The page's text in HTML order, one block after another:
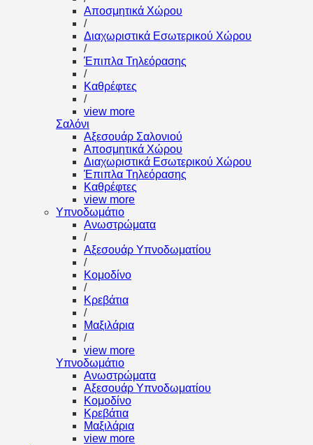
Αποσμητικά Χώρου
/
Διαχωριστικά Εσωτερικού Χώρου
/
Έπιπλα Τηλεόρασης
/
Καθρέφτες
/
view more
Σαλόνι
Αξεσουάρ Σαλονιού
Αποσμητικά Χώρου
Διαχωριστικά Εσωτερικού Χώρου
Έπιπλα Τηλεόρασης
Καθρέφτες
view more
Υπνοδωμάτιο
Ανωστρώματα
/
Αξεσουάρ Υπνοδωματίου
/
Κομοδίνο
/
Κρεβάτια
/
Μαξιλάρια
/
view more
Υπνοδωμάτιο
Ανωστρώματα
Αξεσουάρ Υπνοδωματίου
Κομοδίνο
Κρεβάτια
Μαξιλάρια
view more